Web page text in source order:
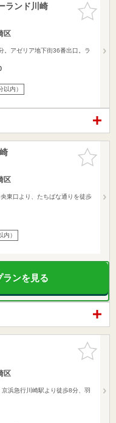
お気に入
りに追加
ランド川崎
区
。アゼリア地下街36番出口。ラ
内）
お気に入
りに追加
区
東口より、たちばな通りを徒歩
）
ランを見る
お気に入
りに追加
区
浜急行川崎駅より徒歩8分、羽